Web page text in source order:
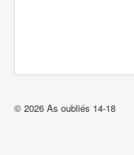
© 2026 As oubliés 14-18